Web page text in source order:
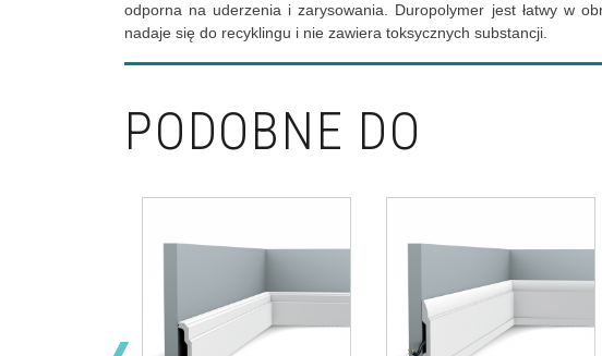
odporna na uderzenia i zarysowania. Duropolymer jest łatwy w
nadaje się do recyklingu i nie zawiera toksycznych substancji.
PODOBNE DO